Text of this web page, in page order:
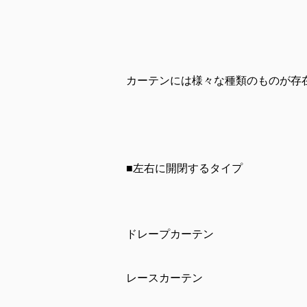
カーテンには様々な種類のものが存
■左右に開閉するタイプ
ドレープカーテン
レースカーテン